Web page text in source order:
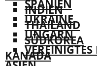
INDIEN
THAILAND
SÜDKOREA
KANADA
SPANIEN
UKRAINE
UNGARN